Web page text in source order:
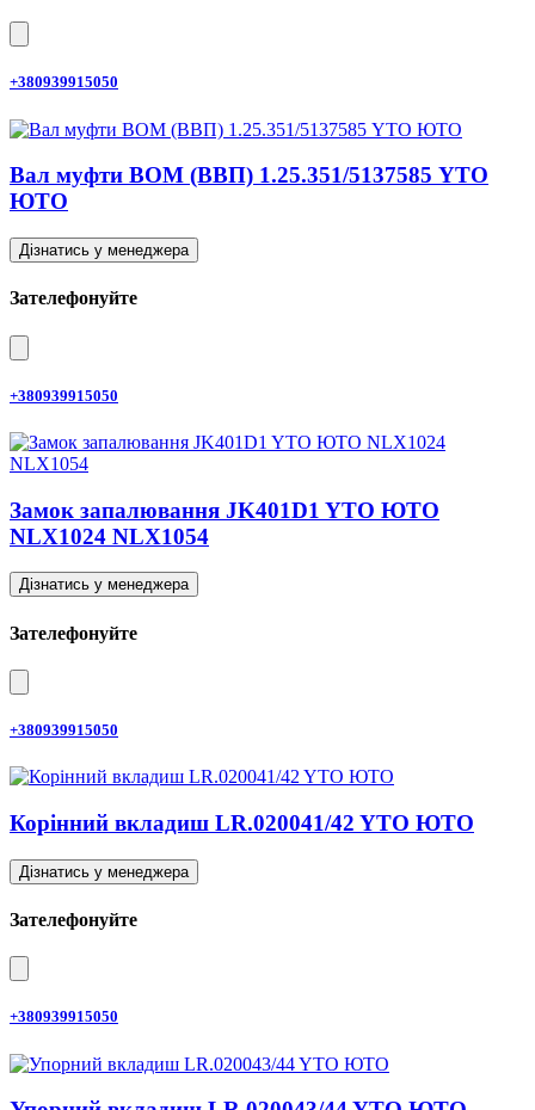
+380939915050
Вал муфти ВОМ (ВВП) 1.25.351/5137585 YTO
ЮТО
Дізнатись у менеджера
Зателефонуйте
+380939915050
Замок запалювання JK401D1 YTO ЮТО
NLX1024 NLX1054
Дізнатись у менеджера
Зателефонуйте
+380939915050
Корінний вкладиш LR.020041/42 YTO ЮТО
Дізнатись у менеджера
Зателефонуйте
+380939915050